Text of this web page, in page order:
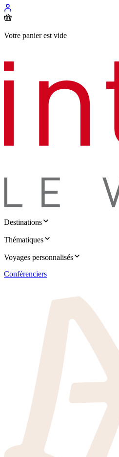
Votre panier est vide
Destinations
Thématiques
Voyages personnalisés
Conférenciers